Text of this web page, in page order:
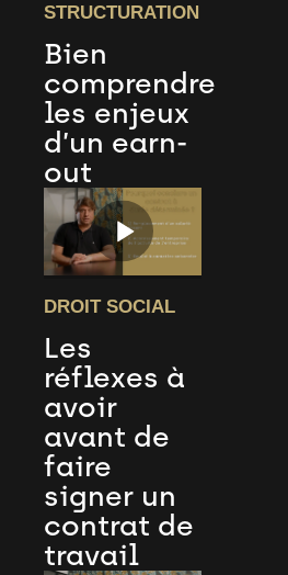
STRUCTURATION
Bien
comprendre
les enjeux
d’un earn-
out
DROIT SOCIAL
Les
réflexes à
avoir
avant de
faire
signer un
contrat de
travail